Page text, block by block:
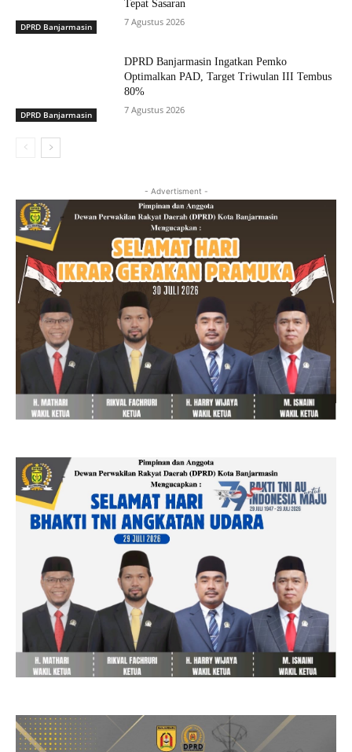
DPRD Banjarmasin
Tepat Sasaran
7 Agustus 2026
DPRD Banjarmasin
DPRD Banjarmasin Ingatkan Pemko
Optimalkan PAD, Target Triwulan III Tembus
80%
7 Agustus 2026
- Advertisment -